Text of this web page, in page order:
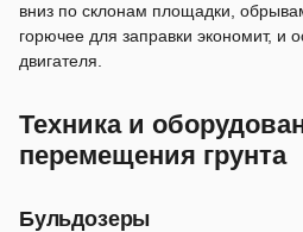
вниз по склонам площадки,
горючее для заправки экономит, и
двигателя.
Техника и
перемещения грунта
Бульдозеры